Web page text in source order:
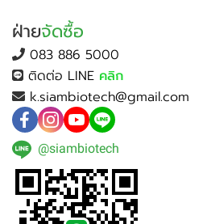
ฝ่ายจัดซื้อ
083 886 5000
ติดต่อ LINE คลิก
k.siambiotech@gmail.com
@siambiotech